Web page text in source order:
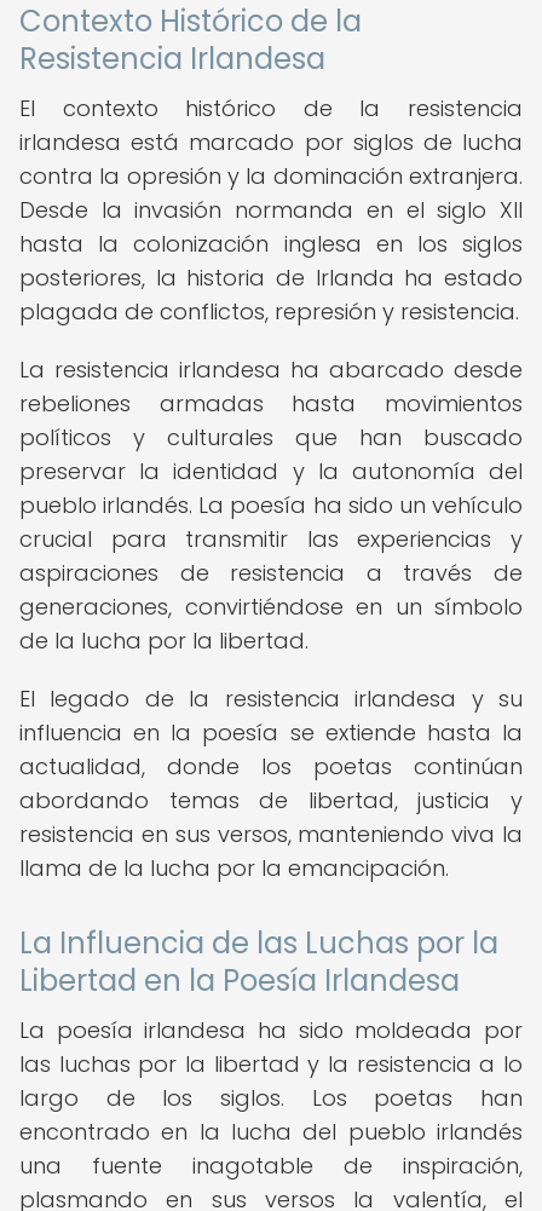
Contexto Histórico de la
Resistencia Irlandesa
El contexto histórico de la resistencia
irlandesa está marcado por siglos de lucha
contra la opresión y la dominación extranjera.
Desde la invasión normanda en el siglo XII
hasta la colonización inglesa en los siglos
posteriores, la historia de Irlanda ha estado
plagada de conflictos, represión y resistencia.
La resistencia irlandesa ha abarcado desde
rebeliones armadas hasta movimientos
políticos y culturales que han buscado
preservar la identidad y la autonomía del
pueblo irlandés. La poesía ha sido un vehículo
crucial para transmitir las experiencias y
aspiraciones de resistencia a través de
generaciones, convirtiéndose en un símbolo
de la lucha por la libertad.
El legado de la resistencia irlandesa y su
influencia en la poesía se extiende hasta la
actualidad, donde los poetas continúan
abordando temas de libertad, justicia y
resistencia en sus versos, manteniendo viva la
llama de la lucha por la emancipación.
La Influencia de las Luchas por la
Libertad en la Poesía Irlandesa
La poesía irlandesa ha sido moldeada por
las luchas por la libertad y la resistencia a lo
largo de los siglos. Los poetas han
encontrado en la lucha del pueblo irlandés
una fuente inagotable de inspiración,
plasmando en sus versos la valentía, el